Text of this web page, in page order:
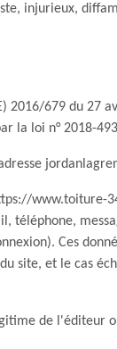
injurieux,
679 du 27
la loi n° 2018-
www.toiture-
Ces
site, et le cas
de l'éditeur